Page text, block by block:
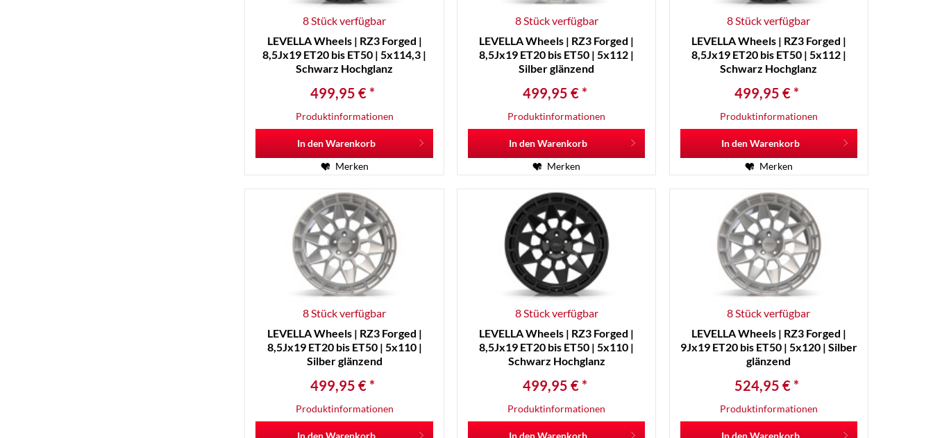
8 Stück verfügbar
LEVELLA Wheels | RZ3 Forged |
8,5Jx19 ET20 bis ET50 | 5x114,3 |
Schwarz Hochglanz
499,95 € *
Produktinformationen
In den Warenkorb
Merken
8 Stück verfügbar
LEVELLA Wheels | RZ3 Forged |
8,5Jx19 ET20 bis ET50 | 5x112 |
Silber glänzend
499,95 € *
Produktinformationen
In denWarenkorb
Merken
8 Stück verfügbar
LEVELLA Wheels | RZ3 Forged |
8,5Jx19 ET20 bis ET50 | 5x112 |
Schwarz Hochglanz
499,95 € *
Produktinformationen
In denWarenkorb
Merken
8 Stück verfügbar
LEVELLA Wheels | RZ3 Forged |
8,5Jx19 ET20 bis ET50 | 5x110 |
Silber glänzend
499,95 € *
Produktinformationen
In den Warenkorb
8 Stück verfügbar
LEVELLA Wheels | RZ3 Forged |
8,5Jx19 ET20 bis ET50 | 5x110 |
Schwarz Hochglanz
499,95 € *
Produktinformationen
In denWarenkorb
8 Stück verfügbar
LEVELLA Wheels | RZ3 Forged |
9Jx19 ET20 bis ET50 | 5x120 | Silber
glänzend
524,95 € *
Produktinformationen
In denWarenkorb